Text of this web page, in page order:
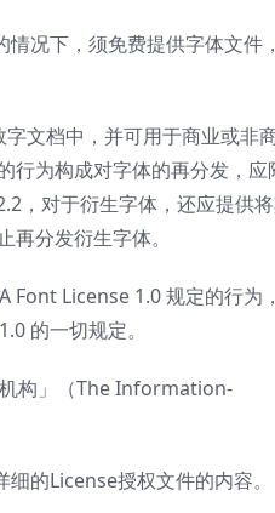
情况下，须免费提供字体文件
文档中，并可用于商业或非
行为构成对字体的再分发，应
，对于衍生字体，还应提供
分发衍生字体。
Font License 1.0 规定的行为
的一切规定。
构」（The Information-
的License授权文件的内容。